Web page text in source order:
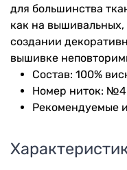
для большинства
как на
создании
вышивке
Состав: 100%
Номер ниток:
Рекомендуемые